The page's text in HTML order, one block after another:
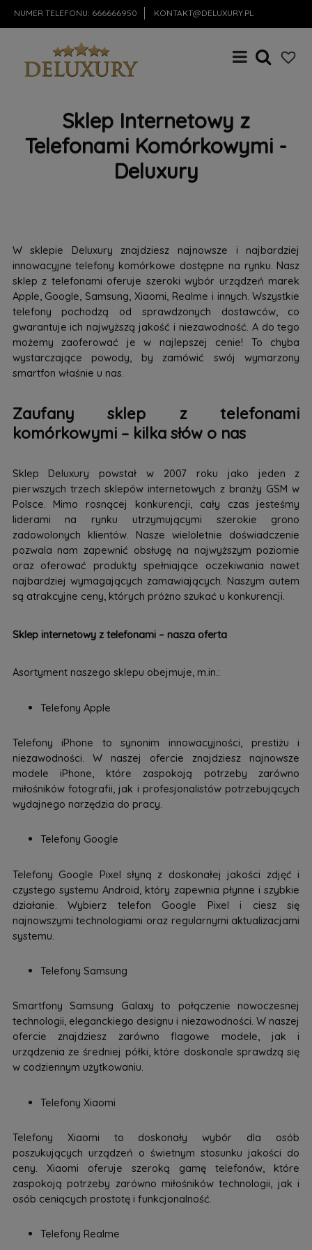
NUMER TELEFONU: 666666950 KONTAKT@DELUXURY.PL
Sklep Internetowy z
Telefonami Komórkowymi -
Deluxury
W sklepie Deluxury znajdziesz najnowsze i najbardziej
innowacyjne telefony komórkowe dostępne na rynku. Nasz
sklep z telefonami oferuje szeroki wybór urządzeń marek
Apple, Google, Samsung, Xiaomi, Realme i innych. Wszystkie
telefony pochodzą od sprawdzonych dostawców, co
gwarantuje ich najwyższą jakość i niezawodność. A do tego
możemy zaoferować je w najlepszej cenie! To chyba
wystarczające powody, by zamówić swój wymarzony
smartfon właśnie u nas.
Zaufany sklep z telefonami
komórkowymi – kilka słów o nas
Sklep Deluxury powstał w 2007 roku jako jeden z
pierwszych trzech sklepów internetowych z branży GSM w
Polsce. Mimo rosnącej konkurencji, cały czas jesteśmy
liderami na rynku utrzymującymi szerokie grono
zadowolonych klientów. Nasze wieloletnie doświadczenie
pozwala nam zapewnić obsługę na najwyższym poziomie
oraz oferować produkty spełniające oczekiwania nawet
najbardziej wymagających zamawiających. Naszym autem
są atrakcyjne ceny, których próżno szukać u konkurencji.
Sklep internetowy z telefonami – nasza oferta
Asortyment naszego sklepu obejmuje, m.in.:
Telefony Apple
Telefony iPhone to synonim innowacyjności, prestiżu i
niezawodności. W naszej ofercie znajdziesz najnowsze
modele iPhone, które zaspokoją potrzeby zarówno
miłośników fotografii, jak i profesjonalistów potrzebujących
wydajnego narzędzia do pracy.
Telefony Google
Telefony Google Pixel słyną z doskonałej jakości zdjęć i
czystego systemu Android, który zapewnia płynne i szybkie
działanie. Wybierz telefon Google Pixel i ciesz się
najnowszymi technologiami oraz regularnymi aktualizacjami
systemu.
Telefony Samsung
Smartfony Samsung Galaxy to połączenie nowoczesnej
technologii, eleganckiego designu i niezawodności. W naszej
ofercie znajdziesz zarówno flagowe modele, jak i
urządzenia ze średniej półki, które doskonale sprawdzą się
w codziennym użytkowaniu.
Telefony Xiaomi
Telefony Xiaomi to doskonały wybór dla osób
poszukujących urządzeń o świetnym stosunku jakości do
ceny. Xiaomi oferuje szeroką gamę telefonów, które
zaspokoją potrzeby zarówno miłośników technologii, jak i
osób ceniących prostotę i funkcjonalność.
Telefony Realme